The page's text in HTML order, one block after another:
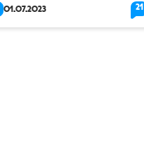
01.07.2023 21